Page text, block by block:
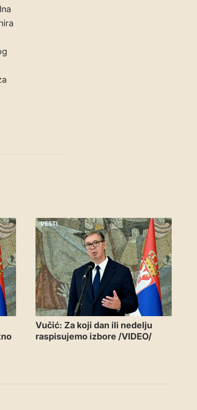
VESTI
Vučić: Za koji dan ili nedelju
raspisujemo izbore /VIDEO/